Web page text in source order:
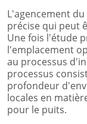
L'agencement
précise qui peut
Une fois l'étude
l'emplacement
au processus
processus
profondeur
locales en
pour le puits.